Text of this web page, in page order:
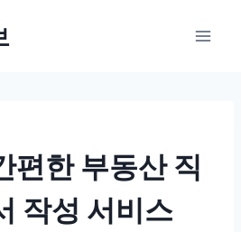
편한 부동산 직
작성 서비스